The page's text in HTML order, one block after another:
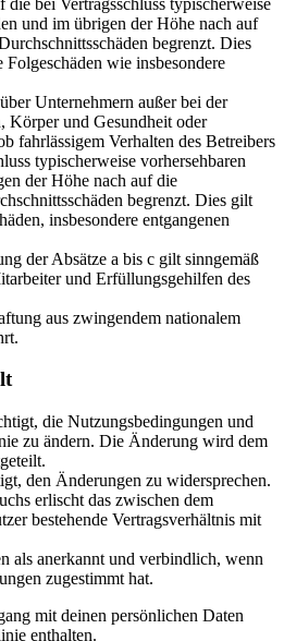
und im übrigen der Höhe nach auf
begrenzt. Dies
wie insbesondere
Unternehmern außer bei der
Körper und Gesundheit oder
fahrlässigem Verhalten des Betreibers
typischerweise vorhersehbaren
der Höhe nach auf die
begrenzt. Dies gilt
insbesondere entgangenen
der Absätze a bis c gilt sinngemäß
und Erfüllungsgehilfen des
aus zwingendem nationalem
die Nutzungsbedingungen und
zu ändern. Die Änderung wird dem
den Änderungen zu widersprechen.
erlischt das zwischen dem
bestehende Vertragsverhältnis mit
als anerkannt und verbindlich, wenn
zugestimmt hat.
mit deinen persönlichen Daten
enthalten.